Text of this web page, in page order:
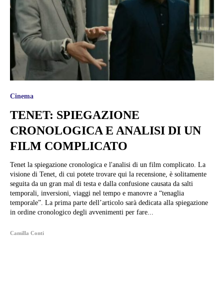
Cinema
TENET: SPIEGAZIONE
CRONOLOGICA E ANALISI DI UN
FILM COMPLICATO
Tenet la spiegazione cronologica e l'analisi di un film complicato. La
visione di Tenet, di cui potete trovare qui la recensione, è solitamente
seguita da un gran mal di testa e dalla confusione causata da salti
temporali, inversioni, viaggi nel tempo e manovre a “tenaglia
temporale”. La prima parte dell’articolo sarà dedicata alla spiegazione
in ordine cronologico degli avvenimenti per fare...
Camilla Conti